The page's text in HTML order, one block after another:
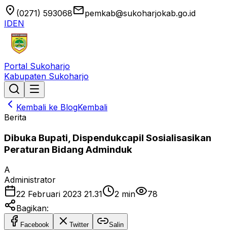
location_on (0271) 593068emailpemkab@sukoharjokab.go.id
IDEN
Portal Sukoharjo
Kabupaten Sukoharjo
Kembali ke BlogKembali
Berita
Dibuka Bupati, Dispendukcapil Sosialisasikan
Peraturan Bidang Adminduk
A
Administrator
22 Februari 2023 21.31
2 min
78
Bagikan:
Facebook Twitter Salin